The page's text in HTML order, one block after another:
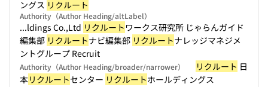
ングス リクルート
Authority（Author Heading/altLabel）
...ldings Co.,Ltd リクルートワークス研究所 じゃらんガイド
編集部 リクルートナビ編集部 リクルートナレッジマネジメ
ントグループ Recruit
Authority（Author Heading/broader/narrower） リクルート 日
本リクルートセンター リクルートホールディングス